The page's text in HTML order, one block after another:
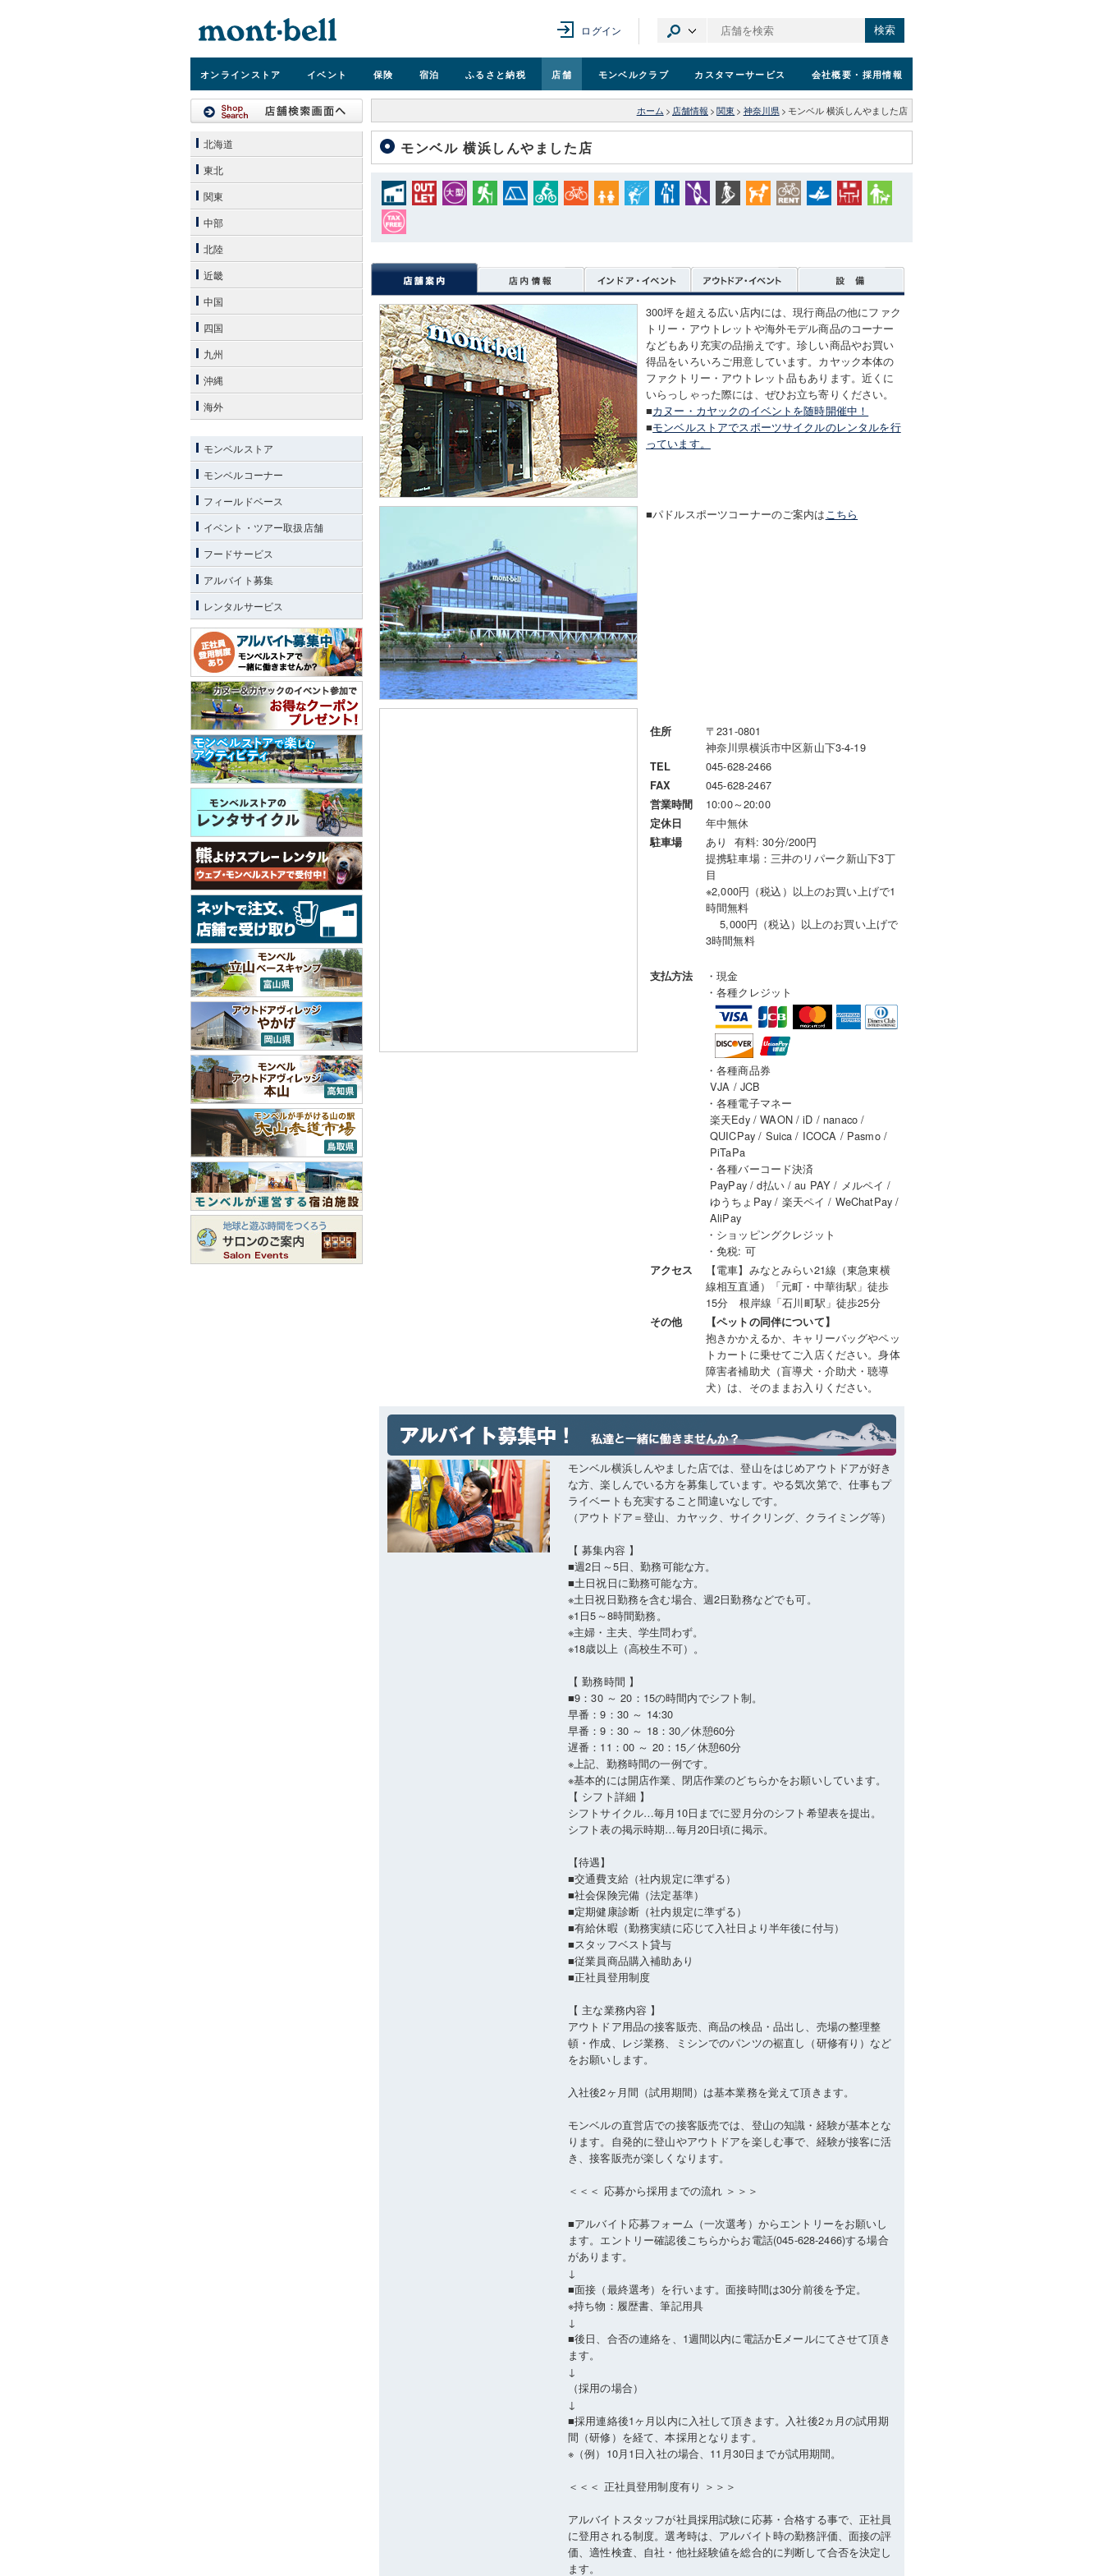
ログイン 検索
オンラインストア イベント 保険 宿泊 ふるさと納税 店舗 モンベルクラブ カスタマーサービス 会社概要 ・採用情報
ホーム > 店舗情報 > 関東 > 神奈川県 > モンベル 横浜しんやました店
モンベル 横浜しんやました店
300坪を超える広い店内には、現行商品の他にファク
トリー・アウトレットや海外モデル商品のコーナー
などもあり充実の品揃えです。珍しい商品やお買い
得品をいろいろご用意しています。カヤック本体の
ファクトリー・アウトレット品もあります。近くに
いらっしゃった際には、ぜひお立ち寄りください。
■カヌー・カヤックのイベントを随時開催中！
■モンベルストアでスポーツサイクルのレンタルを行
っています。
■パドルスポーツコーナーのご案内はこちら
住所
〒231-0801
神奈川県横浜市中区新山下3-4-19
TEL 045-628-2466
FAX 045-628-2467
営業時間 10:00～20:00
定休日 年中無休
駐車場
あり 有料: 30分/200円
提携駐車場：三井のリパーク新山下3丁
目
※2,000円（税込）以上のお買い上げで1
時間無料
5,000円（税込）以上のお買い上げで
3時間無料
支払方法
・現金
・各種クレジット
・各種商品券
VJA / JCB
・各種電子マネー
楽天Edy / WAON / iD / nanaco /
QUICPay / Suica / ICOCA / Pasmo /
PiTaPa
・各種バーコード決済
PayPay / d払い / au PAY / メルペイ /
ゆうちょPay / 楽天ペイ / WeChatPay /
AliPay
・ショッピングクレジット
・免税: 可
アクセス
【電車】みなとみらい21線（東急東横
線相互直通）「元町・中華街駅」徒歩
15分 根岸線「石川町駅」徒歩25分
その他 【ペットの同伴について】
抱きかかえるか、キャリーバッグやペッ
トカートに乗せてご入店ください。身体
障害者補助犬（盲導犬・介助犬・聴導
犬）は、そのままお入りください。
モンベル横浜しんやました店では、登山をはじめアウトドアが好き
な方、楽しんでいる方を募集しています。やる気次第で、仕事もプ
ライベートも充実すること間違いなしです。
（アウトドア＝登山、カヤック、サイクリング、クライミング等）
【 募集内容 】
■週2日～5日、勤務可能な方。
■土日祝日に勤務可能な方。
※土日祝日勤務を含む場合、週2日勤務などでも可。
※1日5～8時間勤務。
※主婦・主夫、学生問わず。
※18歳以上（高校生不可）。
【 勤務時間 】
■9：30 ～ 20：15の時間内でシフト制。
早番：9：30 ～ 14:30
早番：9：30 ～ 18：30／休憩60分
遅番：11：00 ～ 20：15／休憩60分
※上記、勤務時間の一例です。
※基本的には開店作業、閉店作業のどちらかをお願いしています。
【 シフト詳細 】
シフトサイクル…毎月10日までに翌月分のシフト希望表を提出。
シフト表の掲示時期…毎月20日頃に掲示。
【待遇】
■交通費支給（社内規定に準ずる）
■社会保険完備（法定基準）
■定期健康診断（社内規定に準ずる）
■有給休暇（勤務実績に応じて入社日より半年後に付与）
■スタッフベスト貸与
■従業員商品購入補助あり
■正社員登用制度
【 主な業務内容 】
アウトドア用品の接客販売、商品の検品・品出し、売場の整理整
頓・作成、レジ業務、ミシンでのパンツの裾直し（研修有り）など
をお願いします。
入社後2ヶ月間（試用期間）は基本業務を覚えて頂きます。
モンベルの直営店での接客販売では、登山の知識・経験が基本とな
ります。自発的に登山やアウトドアを楽しむ事で、経験が接客に活
き、接客販売が楽しくなります。
＜＜＜ 応募から採用までの流れ ＞＞＞
■アルバイト応募フォーム（一次選考）からエントリーをお願いし
ます。エントリー確認後こちらからお電話(045-628-2466)する場合
があります。
↓
■面接（最終選考）を行います。面接時間は30分前後を予定。
※持ち物：履歴書、筆記用具
↓
■後日、合否の連絡を、1週間以内に電話かEメールにてさせて頂き
ます。
↓
（採用の場合）
↓
■採用連絡後1ヶ月以内に入社して頂きます。入社後2ヵ月の試用期
間（研修）を経て、本採用となります。
※（例）10月1日入社の場合、11月30日までが試用期間。
＜＜＜ 正社員登用制度有り ＞＞＞
アルバイトスタッフが社員採用試験に応募・合格する事で、正社員
に登用される制度。選考時は、アルバイト時の勤務評価、面接の評
価、適性検査、自社・他社経験値を総合的に判断して合否を決定し
ます。
北海道
東北
関東
中部
北陸
近畿
中国
四国
九州
沖縄
海外
モンベルストア
モンベルコーナー
フィールドベース
イベント・ツアー取扱店舗
フードサービス
アルバイト募集
レンタルサービス